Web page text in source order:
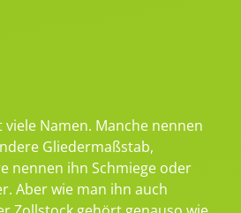
Namen. Manche nennen
Gliedermaßstab,
nennen ihn Schmiege oder
Aber wie man ihn auch